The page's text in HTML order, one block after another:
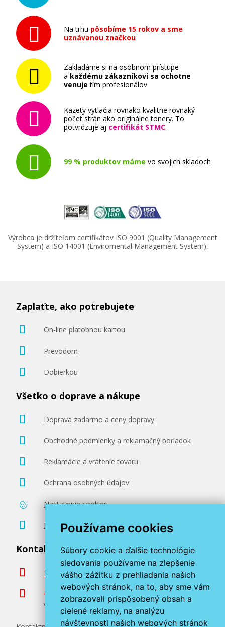
Používame cookies
Súbory cookie a ďalšie technológie
sledovania používame na zlepšenie
vášho zážitku z prehliadania našich
webových stránok, na to, aby sme vám
zobrazovali prispôsobený obsah a
cielené reklamy, na analýzu
návštevnosti našich webových stránok
Na trhu pôsobíme 15 rokov a sme
uznávanou značkou
Zakladáme si na osobnom prístupe
a každému zákazníkovi sa ochotne
venuje tím profesionálov.
Kazety vytlačia rovnako kvalitne rovnaký
počet strán ako originálne tonery. To
potvrdzuje aj certifikát STMC.
99 % produktov máme vo svojich skladoch
Výrobca je držiteľom certifikátov ISO 9001 (Quality Management
System) a ISO 14001 (Enviromental Management System).
Zaplaťte, ako potrebujete
On-line platobnou kartou
Prevodom
Dobierkou
Všetko o doprave a nákupe
Doprava zadarmo a ceny dopravy
Obchodné podmienky a reklamačný poriadok
Reklamácie a vrátenie tovaru
Ochrana osobných údajov
Nastavenie cookies
Poradenstvo zadarmo
Kontaktujte nás
info@miroluk.sk
+420 377 222 313
Volajte v pracovné dni od 8. do 17. hod.